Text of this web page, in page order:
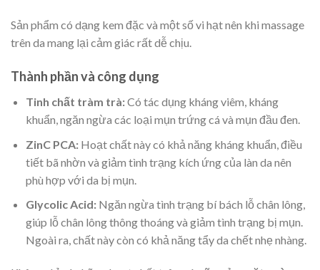
Sản phẩm có dạng kem đặc và một số vi hạt nên khi massage
trên da mang lại cảm giác rất dễ chịu.
Thành phần và công dụng
Tinh chất tràm trà:Có tác dụng kháng viêm, kháng
khuẩn, ngăn ngừa các loại mụn trứng cá và mụn đầu đen.
ZinC PCA:Hoạt chất này có khả năng kháng khuẩn, điều
tiết bã nhờn và giảm tình trạng kích ứng của làn da nên
phù hợp với da bị mụn.
Glycolic Acid:Ngăn ngừa tình trạng bí bách lỗ chân lông,
giúp lỗ chân lông thông thoáng và giảm tình trạng bị mụn.
Ngoài ra, chất này còn có khả năng tẩy da chết nhẹ nhàng.